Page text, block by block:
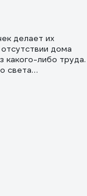
При перебоях
Также
за счёт
службы 30000
работы.
лампочки радует,
мужа для её
цена/
делает их
дома
какого-либо труда.
света
бренда. Не
чтобы
к